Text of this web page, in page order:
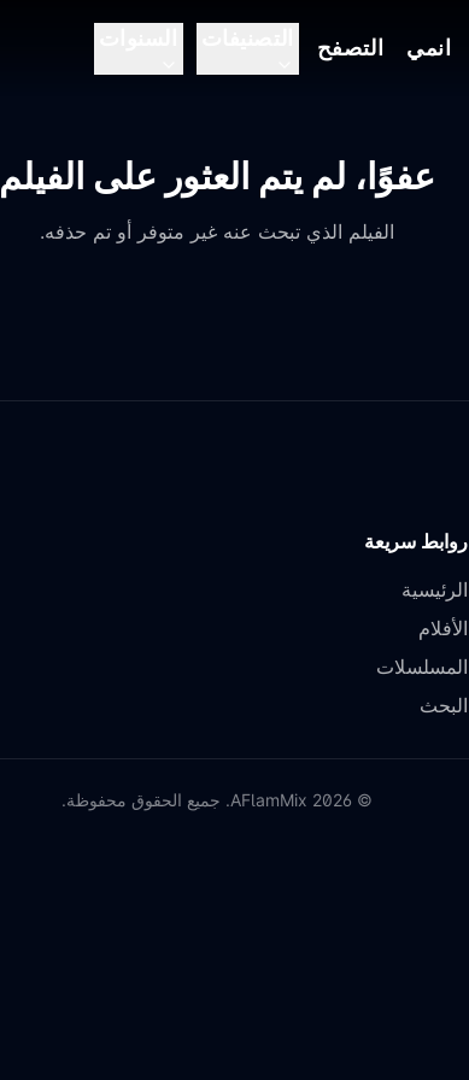
انمي التصفح
عفوًا، لم يتم العثور على الفيلم
الفيلم الذي تبحث عنه غير متوفر أو تم حذفه.
روابط سريعة
الرئيسية
الأفلام
المسلسلات
البحث
©
2026